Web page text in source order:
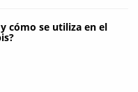
cómo se utiliza en el